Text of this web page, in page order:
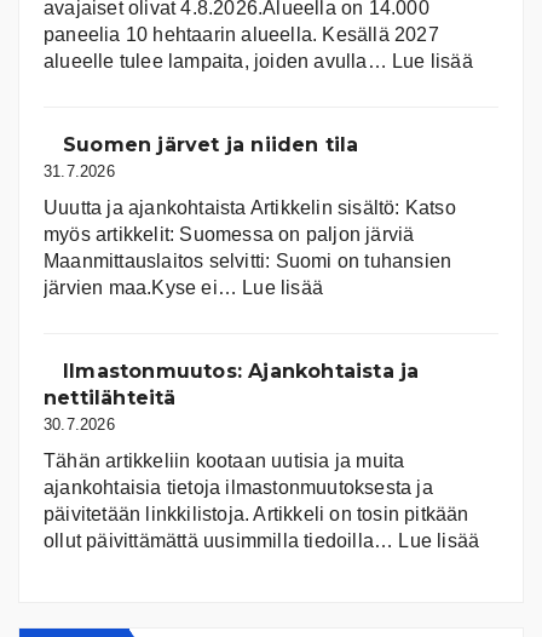
avajaiset olivat 4.8.2026.Alueella on 14.000
paneelia 10 hehtaarin alueella. Kesällä 2027
alueelle tulee lampaita, joiden avulla… Lue lisää:
Suomen järvet ja niiden tila
31.7.2026
Uuutta ja ajankohtaista Artikkelin sisältö: Katso
myös artikkelit: Suomessa on pal­jon jär­viä
Maanmittauslaitos selvitti: Suomi on tuhansien
järvien maa.Kyse ei… Lue lisää
ja
Ilmastonmuutos: Ajankohtaista ja
nettilähteitä
30.7.2026
Tähän artikkeliin kootaan uutisia ja muita
ajankohtaisia tietoja ilmastonmuutoksesta ja
päivitetään linkkilistoja. Artikkeli on tosin pitkään
ollut päivittämättä uusimmilla tiedoilla… Lue lisää